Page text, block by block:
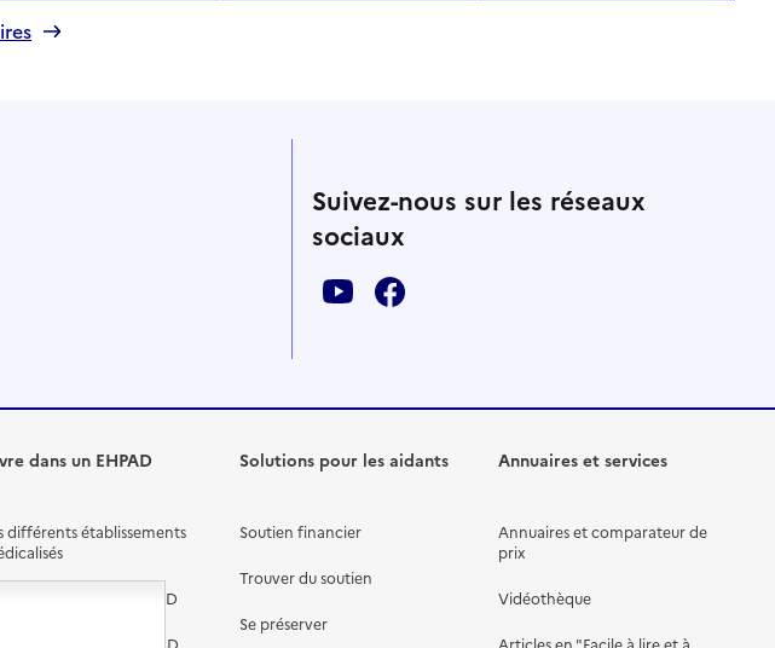
Suivez-nous sur les réseaux
sociaux
dans un EHPAD
différents établissements
l'entrée en EHPAD
financières en EHPAD
Solutions pour les aidants
Soutien financier
Trouver du soutien
Se préserver
Annuaires et services
Annuaires et comparateur de
prix
Vidéothèque
Articles en "Facile à lire et à